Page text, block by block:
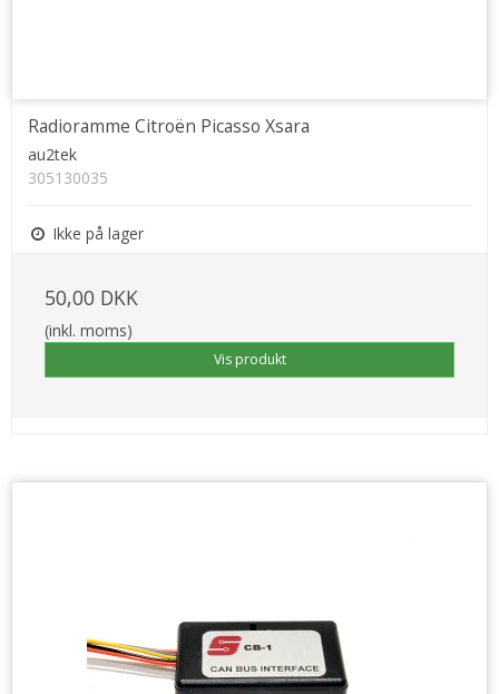
Radioramme Citroën Picasso Xsara
au2tek
305130035
Ikke på lager
50,00 DKK
(inkl. moms)
Vis produkt